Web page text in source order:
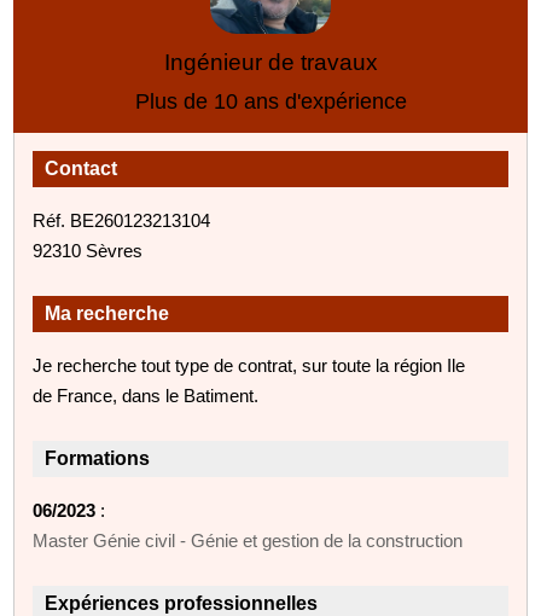
Ingénieur de travaux
Plus de 10 ans d'expérience
Contact
Réf. BE260123213104
92310 Sèvres
Ma recherche
Je recherche tout type de contrat, sur toute la région Ile
de France, dans le Batiment.
Formations
06/2023 :
Master Génie civil - Génie et gestion de la construction
Expériences professionnelles